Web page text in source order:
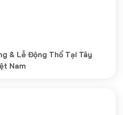
& Lễ Động Thổ Tại Tây
Nam